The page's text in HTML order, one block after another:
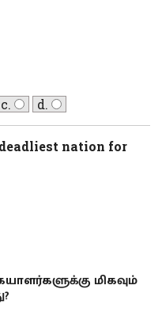
c. d.
nation for
மிகவும்